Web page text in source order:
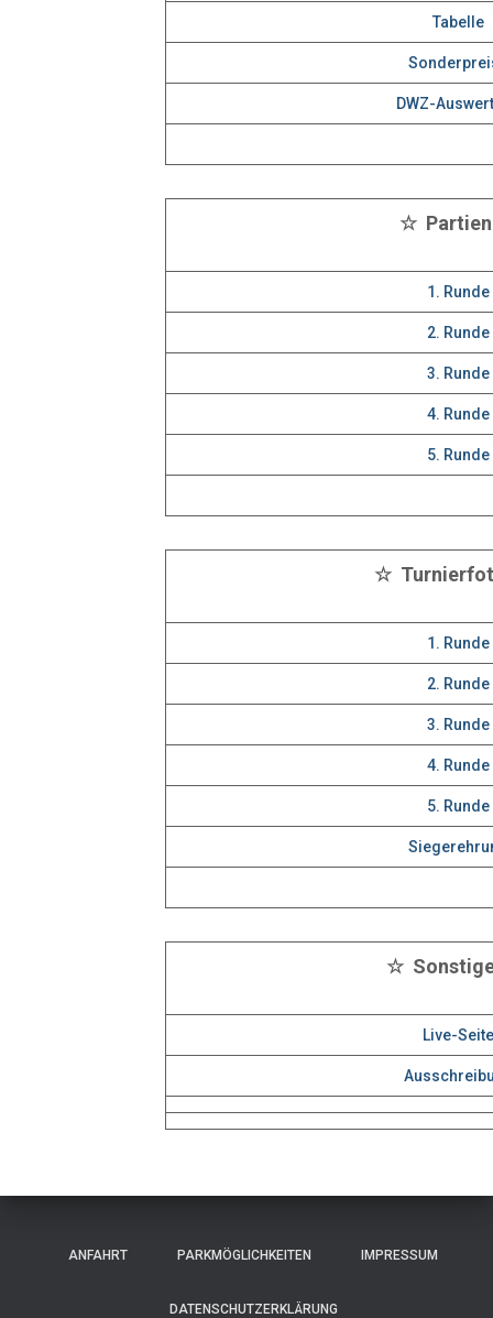
Tabelle
DWZ-
☆
1. Runde
2. Runde
3. Runde
4. Runde
5. Runde
☆
1. Runde
2. Runde
3. Runde
4. Runde
5. Runde
☆
Live-Seite
ANFAHRT PARKMÖGLICHKEITEN IMPRESSUM
DATENSCHUTZERKLÄRUNG